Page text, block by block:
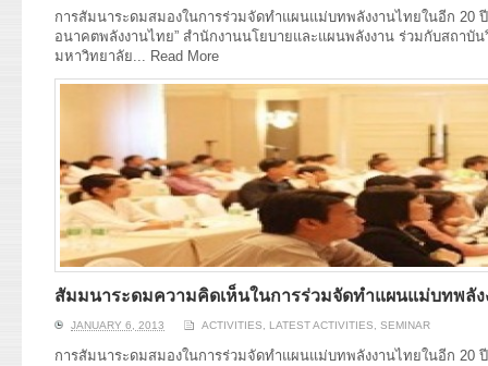
การสัมนาระดมสมองในการร่วมจัดทำแผนแม่บทพลังงานไทยในอีก 20 ปี
อนาคตพลังงานไทย” สำนักงานนโยบายและแผนพลังงาน ร่วมกับสถาบั
มหาวิทยาลัย...
Read More
สัมมนาระดมความคิดเห็นในการร่วมจัดทำแผนแม่บทพลัง
JANUARY 6, 2013 ACTIVITIES, LATEST ACTIVITIES, SEMINAR
การสัมนาระดมสมองในการร่วมจัดทำแผนแม่บทพลังงานไทยในอีก 20 ปี